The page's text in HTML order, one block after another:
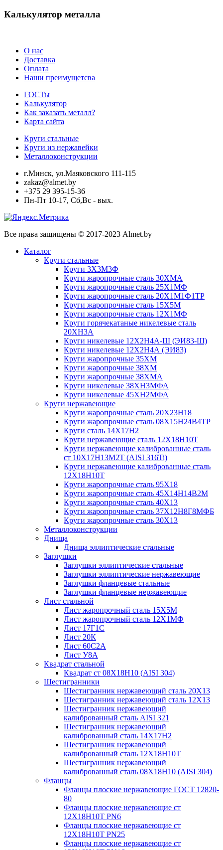
Калькулятор металла
О нас
Доставка
Оплата
Наши преимущетсва
ГОСТы
Калькулятор
Как заказать металл?
Карта сайта
Круги стальные
Круги из нержавейки
Металлоконструкции
г.Минск, ул.Маяковского 111-115
zakaz@almet.by
+375 29 395-15-36
Пн-Пт 10-17, Сб,Вс - вых.
Все права защищены © 2017-2023 Almet.by
Каталог
Круги стальные
Круги 3Х3М3Ф
Круги жаропрочные сталь 30ХМА
Круги жаропрочные сталь 25Х1МФ
Круги жаропрочные сталь 20Х1М1Ф1ТР
Круги жаропрочные сталь 15Х5М
Круги жаропрочные сталь 12Х1МФ
Круги горячекатаные никелевые сталь
20ХН3А
Круги никелевые 12Х2Н4А-Ш (ЭИ83-Ш)
Круги никелевые 12Х2Н4А (ЭИ83)
Круги жаропрочные 35ХМ
Круги жаропрочные 38ХМ
Круги жаропрочные 38ХМА
Круги никелевые 38XH3MФА
Круги никелевые 45ХН2МФА
Круги нержавеющие
Круги жаропрочные сталь 20Х23Н18
Круги жаропрочные сталь 08Х15Н24В4ТР
Круги сталь 14Х17Н2
Круги нержавеющие сталь 12Х18Н10Т
Круги нержавеющие калиброванные сталь
ст 10Х17Н13М2Т (AISI 316Ti)
Круги нержавеющие калиброванные сталь
12Х18Н10Т
Круги жаропрочные сталь 95Х18
Круги жаропрочные сталь 45Х14Н14В2М
Круги жаропрочные сталь 40Х13
Круги жаропрочные сталь 37Х12Н8Г8МФБ
Круги жаропрочные сталь 30Х13
Металлоконструкции
Днища
Днища эллиптические стальные
Заглушки
Заглушки эллиптические стальные
Заглушки эллиптические нержавеющие
Заглушки фланцевые стальные
Заглушки фланцевые нержавеющие
Лист стальной
Лист жаропрочный сталь 15Х5М
Лист жаропрочный сталь 12Х1МФ
Лист 17Г1С
Лист 20К
Лист 60С2А
Лист У8А
Квадрат стальной
Квадрат ст 08Х18Н10 (AISI 304)
Шестигранники
Шестигранник нержавеющий сталь 20Х13
Шестигранник нержавеющий сталь 12Х13
Шестигранник нержавеющий
калиброванный сталь AISI 321
Шестигранник нержавеющий
калиброванный сталь 14Х17Н2
Шестигранник нержавеющий
калиброванный сталь 12Х18Н10Т
Шестигранник нержавеющий
калиброванный сталь 08Х18Н10 (AISI 304)
Фланцы
Фланцы плоские нержавеющие ГОСТ 12820-
80
Фланцы плоские нержавеющие ст
12Х18Н10Т PN6
Фланцы плоские нержавеющие ст
12Х18Н10Т PN25
Фланцы плоские нержавеющие ст